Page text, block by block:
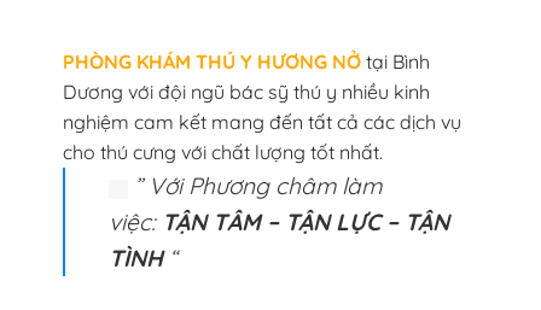
PHÒNG KHÁM THÚ Y HƯƠNG NỞtại Bình
Dương với đội ngũ bác sỹ thú y nhiều kinh
nghiệm cam kết mang đến tất cả các dịch vụ
cho thú cưng với chất lượng tốt nhất.
” Với Phương châm làm
việc: TẬN TÂM – TẬN LỰC – TẬN
TÌNH“